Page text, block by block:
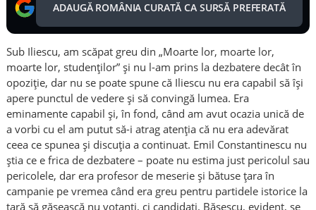
ADAUGĂ ROMÂNIA CURATĂ CA SURSĂ PREFERATĂ
Sub Iliescu, am scăpat greu din „Moarte lor, moarte lor,
moarte lor, studenților” și nu l-am prins la dezbatere decât în
opoziție, dar nu se poate spune că Iliescu nu era capabil să își
apere punctul de vedere și să convingă lumea. Era
eminamente capabil și, în fond, când am avut ocazia unică de
a vorbi cu el am putut să-i atrag atenția că nu era adevărat
ceea ce spunea și discuția a continuat. Emil Constantinescu nu
știa ce e frica de dezbatere – poate nu estima just pericolul sau
pericolele, dar era profesor de meserie și bătuse țara în
campanie pe vremea când era greu pentru partidele istorice la
țară să găsească nu votanți, ci candidați. Băsescu, evident, se